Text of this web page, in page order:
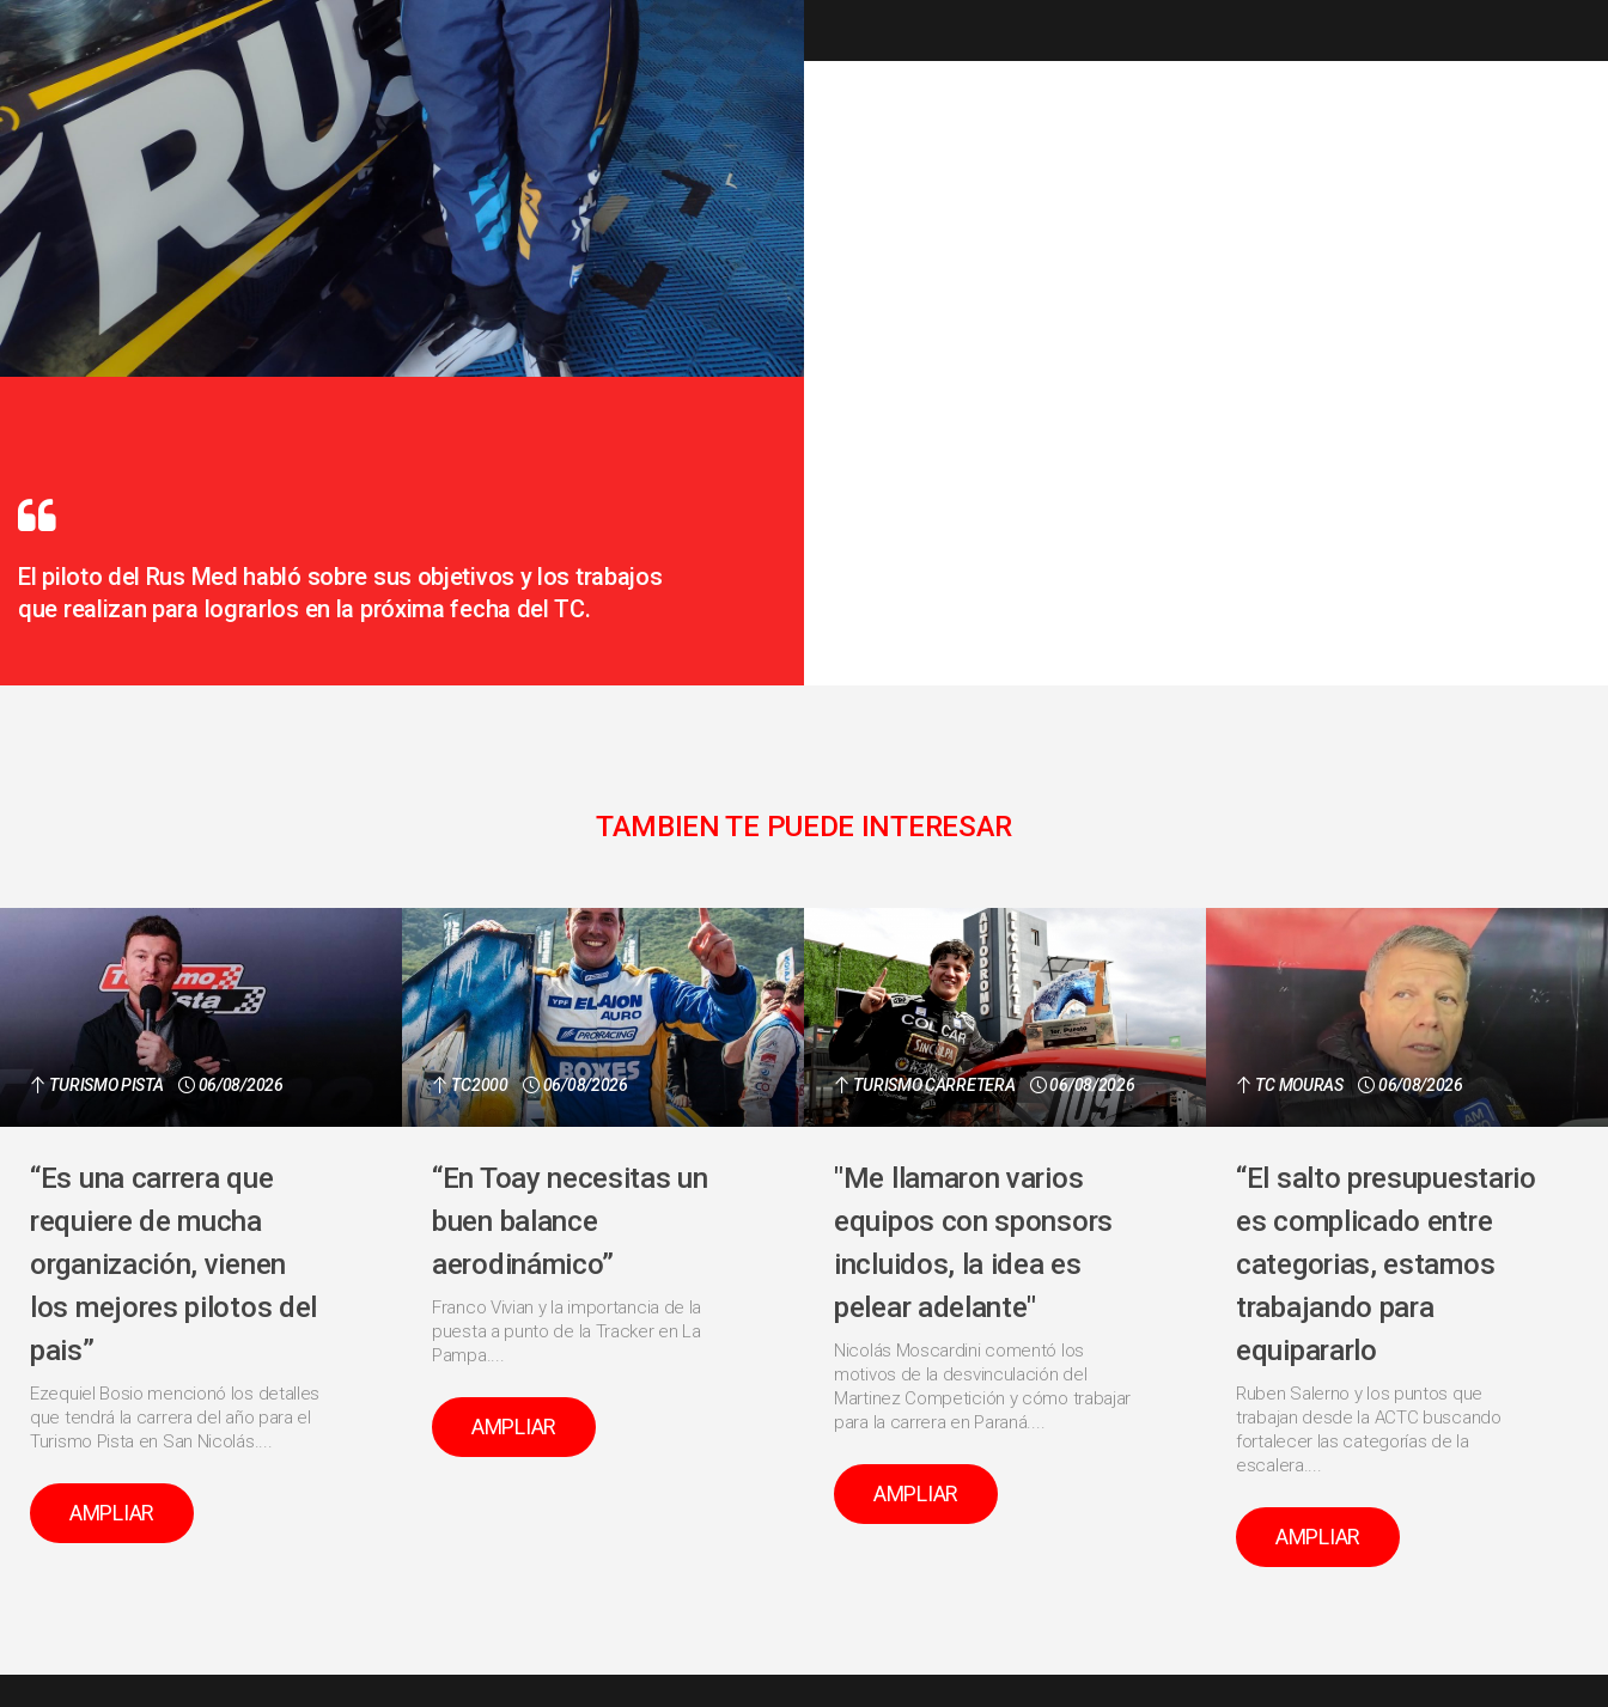
El piloto del Rus Med habló sobre sus objetivos y los trabajos
que realizan para lograrlos en la próxima fecha del TC.
TAMBIEN TE PUEDE INTERESAR
TURISMO PISTA 06/08/2026
“Es una carrera que
requiere de mucha
organización, vienen
los mejores pilotos del
pais”
Ezequiel Bosio mencionó los detalles
que tendrá la carrera del año para el
Turismo Pista en San Nicolás....
AMPLIAR
TC2000 06/08/2026
“En Toay necesitas un
buen balance
aerodinámico”
Franco Vivian y la importancia de la
puesta a punto de la Tracker en La
Pampa....
AMPLIAR
TURISMO CARRETERA 06/08/2026
"Me llamaron varios
equipos con sponsors
incluidos, la idea es
pelear adelante"
Nicolás Moscardini comentó los
motivos de la desvinculación del
Martinez Competición y cómo trabajar
para la carrera en Paraná....
AMPLIAR
TC MOURAS 06/08/2026
“El salto presupuestario
es complicado entre
categorias, estamos
trabajando para
equipararlo
Ruben Salerno y los puntos que
trabajan desde la ACTC buscando
fortalecer las categorías de la
escalera....
AMPLIAR